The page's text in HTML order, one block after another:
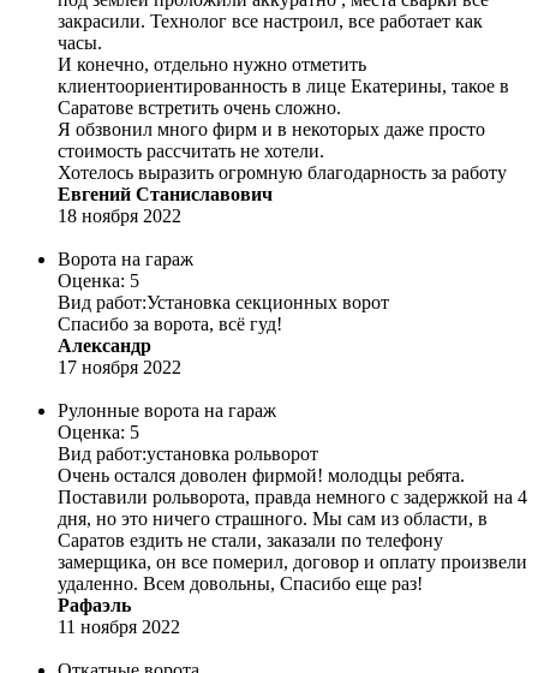
закрасили. Технолог все настроил, все работает как
часы.
И конечно, отдельно нужно отметить
клиентоориентированность в лице Екатерины, такое в
Саратове встретить очень сложно.
Я обзвонил много фирм и в некоторых даже просто
стоимость рассчитать не хотели.
Хотелось выразить огромную благодарность за работу
Евгений Станиславович
18 ноября 2022
Ворота на гараж
Оценка: 5
Вид работ:Установка секционных ворот
Спасибо за ворота, всё гуд!
Александр
17 ноября 2022
Рулонные ворота на гараж
Оценка: 5
Вид работ:установка рольворот
Очень остался доволен фирмой! молодцы ребята.
Поставили рольворота, правда немного с задержкой на 4
дня, но это ничего страшного. Мы сам из области, в
Саратов ездить не стали, заказали по телефону
замерщика, он все померил, договор и оплату произвели
удаленно. Всем довольны, Спасибо еще раз!
Рафаэль
11 ноября 2022